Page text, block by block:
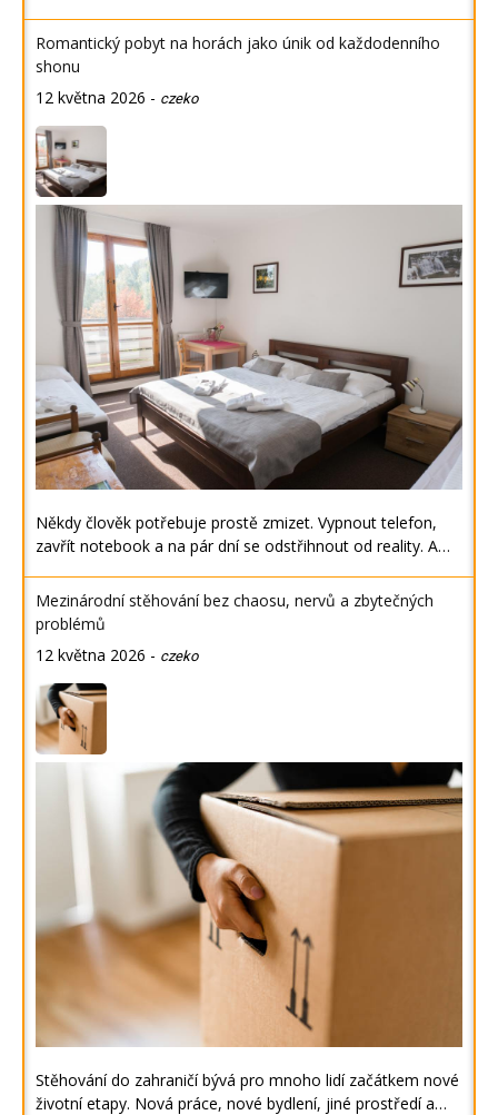
Romantický pobyt na horách jako únik od každodenního
shonu
12 května 2026 - czeko
Někdy člověk potřebuje prostě zmizet. Vypnout telefon,
zavřít notebook a na pár dní se odstřihnout od reality. A…
Mezinárodní stěhování bez chaosu, nervů a zbytečných
problémů
12 května 2026 - czeko
Stěhování do zahraničí bývá pro mnoho lidí začátkem nové
životní etapy. Nová práce, nové bydlení, jiné prostředí a…